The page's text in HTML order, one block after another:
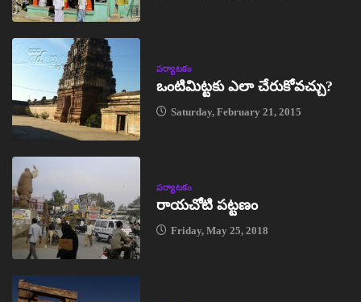
పర్యాటకం
ఒంటిమిట్టకు ఎలా చేరుకోవచ్చు?
Saturday, February 21, 2015
పర్యాటకం
రాయచోటి పట్టణం
Friday, May 25, 2018